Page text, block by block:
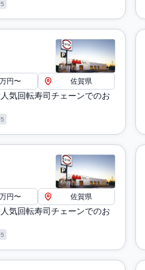
円〜 佐賀県
気回転寿司チェーンでのお
円〜 佐賀県
気回転寿司チェーンでのお